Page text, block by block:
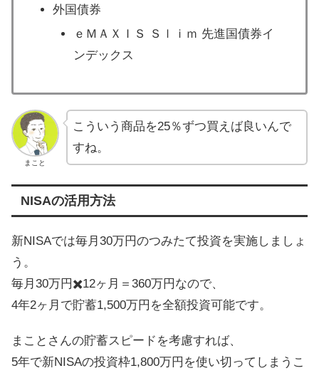
外国債券
ｅＭＡＸＩＳ Ｓｌｉｍ 先進国債券イ
ンデックス
まこと
こういう商品を25％ずつ買えば良いんで
すね。
NISAの活用方法
新NISAでは毎月30万円のつみたて投資を実施しましょ
う。
毎月30万円✖️12ヶ月＝360万円なので、
4年2ヶ月で貯蓄1,500万円を全額投資可能です。
まことさんの貯蓄スピードを考慮すれば、
5年で新NISAの投資枠1,800万円を使い切ってしまうこ